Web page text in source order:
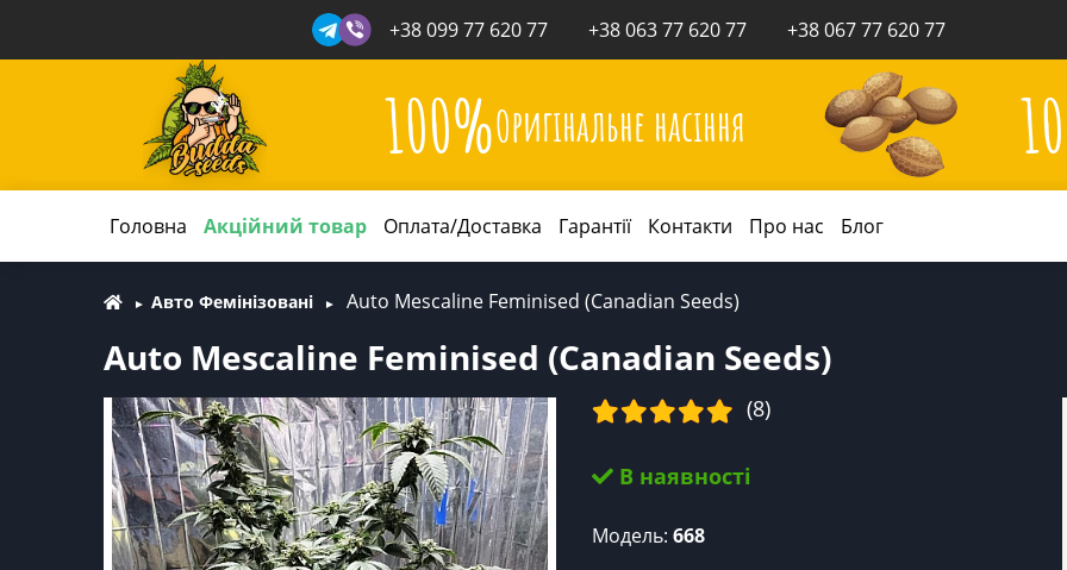
+38 099 77 620 77 +38 063 77 620 77 +38 067 77 620 77
100%Оригінальне насіння
Головна Акційний товар Оплата/Доставка Гарантії Контакти Про нас Блог
Авто Фемінізовані Auto Mescaline Feminised (Canadian Seeds)
Auto Mescaline Feminised (Canadian Seeds)
(8)
В наявності
Модель: 668